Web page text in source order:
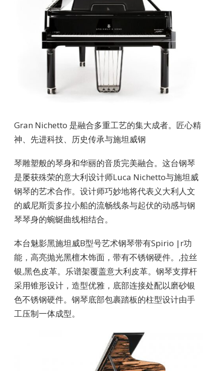
Gran Nichetto 是融合多重工艺的集大成者。匠心精
神、先进科技、历史传承与施坦威钢
琴雕塑般的琴身和华丽的音质完美融合。这台钢琴
是屡获殊荣的意大利设计师Luca Nichetto与施坦威
钢琴的艺术合作。设计师巧妙地将代表义大利人文
的威尼斯贡多拉小船的流畅线条与起伏的动感与钢
琴琴身的蜿蜒曲线相结合。
本台魅影黑施坦威B型号艺术钢琴带有Spirio |r功
能，高亮抛光黑檀木饰面，带有不锈钢硬件。,拉丝
银,黑色皮革。乐谱架覆盖意大利皮革。钢琴支撑杆
采用锥形设计，造型优雅，底部连接处配以磨砂银
色不锈钢硬件。钢琴底部包裹踏板的柱型设计由手
工压制一体成型。